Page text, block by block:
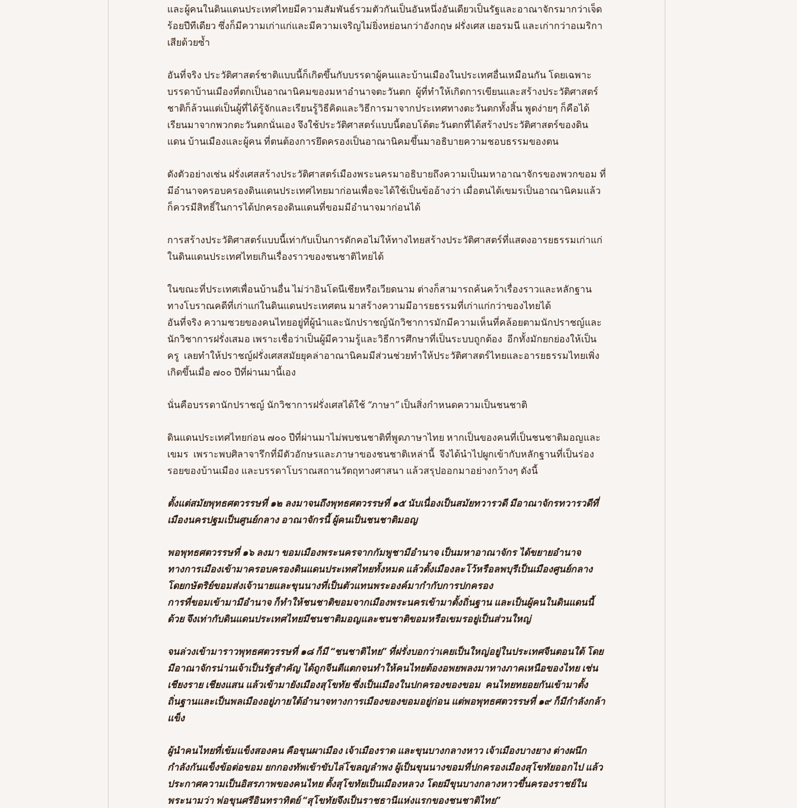
และผู้คนในดินแดนประเทศไทยมีความสัมพันธ์รวมตัวกันเป็นอันหนึ่งอันเดียวเป็นรัฐและอาณาจักรมากว่าเจ็ด
ร้อยปีทีเดียว ซึ่งก็มีความเก่าแก่และมีความเจริญไม่ยิ่งหย่อนกว่าอังกฤษ ฝรั่งเศส เยอรมนี และเก่ากว่าอเมริกา
เสียด้วยซ้ำ
อันที่จริง ประวัติศาสตร์ชาติแบบนี้ก็เกิดขึ้นกับบรรดาผู้คนและบ้านเมืองในประเทศอื่นเหมือนกัน โดยเฉพาะ
บรรดาบ้านเมืองที่ตกเป็นอาณานิคมของมหาอำนาจตะวันตก  ผู้ที่ทำให้เกิดการเขียนและสร้างประวัติศาสตร์
ชาติก็ล้วนแต่เป็นผู้ที่ได้รู้จักและเรียนรู้วิธีคิดและวิธีการมาจากประเทศทางตะวันตกทั้งสิ้น พูดง่ายๆ ก็คือได้
เรียนมาจากพวกตะวันตกนั่นเอง จึงใช้ประวัติศาสตร์แบบนี้ตอบโต้ตะวันตกที่ได้สร้างประวัติศาสตร์ของดิน
แดน บ้านเมืองและผู้คน ที่ตนต้องการยึดครองเป็นอาณานิคมขึ้นมาอธิบายความชอบธรรมของตน
ดังตัวอย่างเช่น ฝรั่งเศสสร้างประวัติศาสตร์เมืองพระนครมาอธิบายถึงความเป็นมหาอาณาจักรของพวกขอม ที่
มีอำนาจครอบครองดินแดนประเทศไทยมาก่อนเพื่อจะได้ใช้เป็นข้ออ้างว่า เมื่อตนได้เขมรเป็นอาณานิคมแล้ว
ก็ควรมีสิทธิ์ในการได้ปกครองดินแดนที่ขอมมีอำนาจมาก่อนได้
การสร้างประวัติศาสตร์แบบนี้เท่ากับเป็นการดักคอไม่ให้ทางไทยสร้างประวัติศาสตร์ที่แสดงอารยธรรมเก่าแก่
ในดินแดนประเทศไทยเกินเรื่องราวของชนชาติไทยได้
ในขณะที่ประเทศเพื่อนบ้านอื่น ไม่ว่าอินโดนีเชียหรือเวียดนาม ต่างก็สามารถค้นคว้าเรื่องราวและหลักฐาน
ทางโบราณคดีที่เก่าแก่ในดินแดนประเทศตน มาสร้างความมีอารยธรรมที่เก่าแก่กว่าของไทยได้
อันที่จริง ความซวยของคนไทยอยู่ที่ผู้นำและนักปราชญ์นักวิชาการมักมีความเห็นที่คล้อยตามนักปราชญ์และ
นักวิชาการฝรั่งเสมอ เพราะเชื่อว่าเป็นผู้มีความรู้และวิธีการศึกษาที่เป็นระบบถูกต้อง  อีกทั้งมักยกย่องให้เป็น
ครู  เลยทำให้ปราชญ์ฝรั่งเศสสมัยยุคล่าอาณานิคมมีส่วนช่วยทำให้ประวัติศาสตร์ไทยและอารยธรรมไทยเพิ่ง
เกิดขึ้นเมื่อ ๗๐๐ ปีที่ผ่านมานี้เอง
นั่นคือบรรดานักปราชญ์ นักวิชาการฝรั่งเศสได้ใช้ “ภาษา” เป็นสิ่งกำหนดความเป็นชนชาติ
ดินแดนประเทศไทยก่อน ๗๐๐ ปีที่ผ่านมาไม่พบชนชาติที่พูดภาษาไทย หากเป็นของคนที่เป็นชนชาติมอญและ
เขมร  เพราะพบศิลาจารึกที่มีตัวอักษรและภาษาของชนชาติเหล่านี้  จึงได้นำไปผูกเข้ากับหลักฐานที่เป็นร่อง
รอยของบ้านเมือง และบรรดาโบราณสถานวัตถุทางศาสนา แล้วสรุปออกมาอย่างกว้างๆ ดังนี้
ตั้งแต่สมัยพุทธศตวรรษที่ ๑๒ ลงมาจนถึงพุทธศตวรรษที่ ๑๕ นับเนื่องเป็นสมัยทวารวดี มีอาณาจักรทวารวดีที่
เมืองนครปฐมเป็นศูนย์กลาง อาณาจักรนี้ ผู้คนเป็นชนชาติมอญ
พอพุทธศตวรรษที่ ๑๖ ลงมา ขอมเมืองพระนครจากกัมพูชามีอำนาจ เป็นมหาอาณาจักร ได้ขยายอำนาจ
ทางการเมืองเข้ามาครอบครองดินแดนประเทศไทยทั้งหมด แล้วตั้งเมืองละโว้หรือลพบุรีเป็นเมืองศูนย์กลาง
โดยกษัตริย์ขอมส่งเจ้านายและขุนนางที่เป็นตัวแทนพระองค์มากำกับการปกครอง
การที่ขอมเข้ามามีอำนาจ ก็ทำให้ชนชาติขอมจากเมืองพระนครเข้ามาตั้งถิ่นฐาน และเป็นผู้คนในดินแดนนี้
ด้วย จึงเท่ากับดินแดนประเทศไทยมีชนชาติมอญและชนชาติขอมหรือเขมรอยู่เป็นส่วนใหญ่
จนล่วงเข้ามาราวพุทธศตวรรษที่ ๑๘ ก็มี “ชนชาติไทย” ที่ฝรั่งบอกว่าเคยเป็นใหญ่อยู่ในประเทศจีนตอนใต้ โดย
มีอาณาจักรน่านเจ้าเป็นรัฐสำคัญ ได้ถูกจีนตีแตกจนทำให้คนไทยต้องอพยพลงมาทางภาคเหนือของไทย เช่น
เชียงราย เชียงแสน แล้วเข้ามายังเมืองสุโขทัย ซึ่งเป็นเมืองในปกครองของขอม  คนไทยทยอยกันเข้ามาตั้ง
ถิ่นฐานและเป็นพลเมืองอยู่ภายใต้อำนาจทางการเมืองของขอมอยู่ก่อน แต่พอพุทธศตวรรษที่ ๑๙ ก็มีกำลังกล้า
แข็ง
ผู้นำคนไทยที่เข้มแข็งสองคน คือขุนผาเมือง เจ้าเมืองราด และขุนบางกลางหาว เจ้าเมืองบางยาง ต่างผนึก
กำลังกันแข็งข้อต่อขอม ยกกองทัพเข้าขับไล่โขลญลำพง ผู้เป็นขุนนางขอมที่ปกครองเมืองสุโขทัยออกไป แล้ว
ประกาศความเป็นอิสรภาพของคนไทย ตั้งสุโขทัยเป็นเมืองหลวง โดยมีขุนบางกลางหาวขึ้นครองราชย์ใน
พระนามว่า พ่อขุนศรีอินทราทิตย์ “สุโขทัยจึงเป็นราชธานีแห่งแรกของชนชาติไทย”